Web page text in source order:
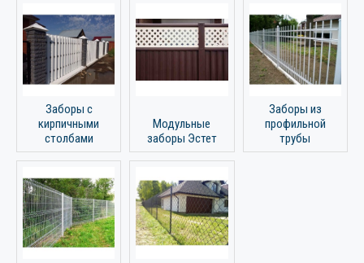
Заборы с
кирпичными
столбами
Модульные
заборы Эстет
Заборы из
профильной
трубы